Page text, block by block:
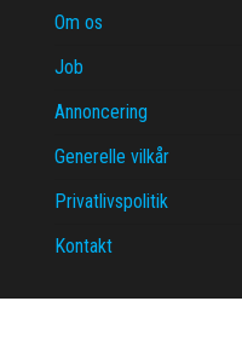
Om os
Job
Annoncering
Generelle vilkår
Privatlivspolitik
Kontakt